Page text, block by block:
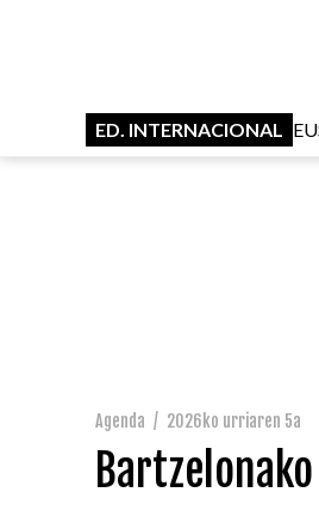
ED. INTERNACIONAL
Agenda / 2026ko urriaren 5a